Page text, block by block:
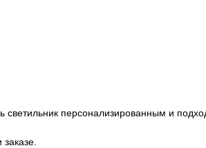
светильник персонализированным и